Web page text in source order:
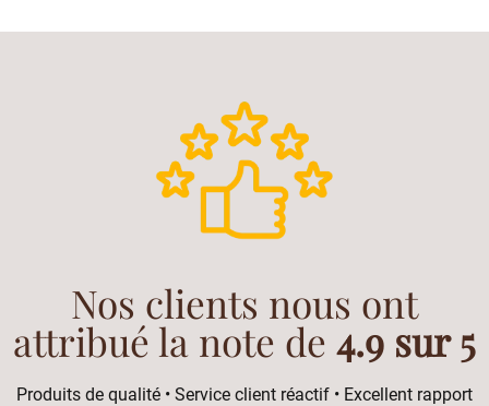
Nos clients nous ont
attribué la note de 4.9 sur 5
Produits de qualité • Service client réactif • Excellent rapport